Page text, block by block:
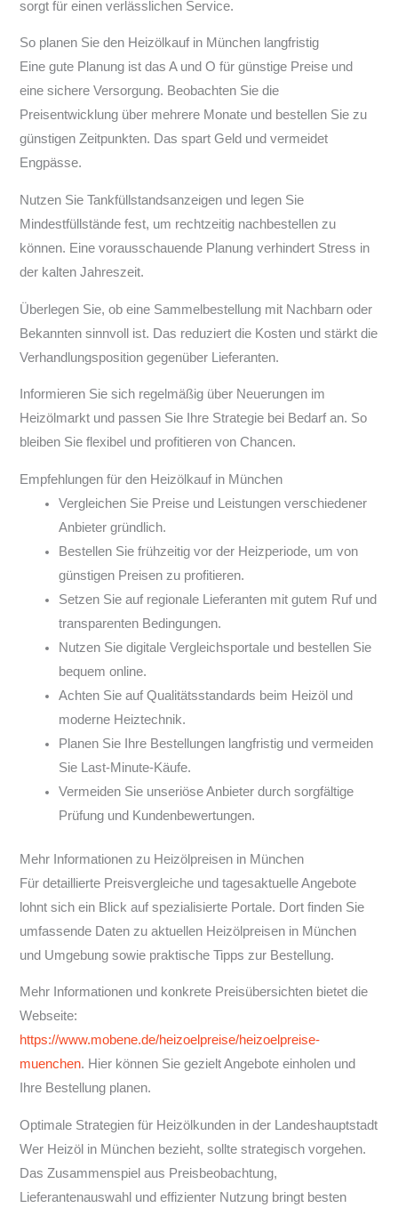
sorgt für einen verlässlichen Service.
So planen Sie den Heizölkauf in München langfristig
Eine gute Planung ist das A und O für günstige Preise und
eine sichere Versorgung. Beobachten Sie die
Preisentwicklung über mehrere Monate und bestellen Sie zu
günstigen Zeitpunkten. Das spart Geld und vermeidet
Engpässe.
Nutzen Sie Tankfüllstandsanzeigen und legen Sie
Mindestfüllstände fest, um rechtzeitig nachbestellen zu
können. Eine vorausschauende Planung verhindert Stress in
der kalten Jahreszeit.
Überlegen Sie, ob eine Sammelbestellung mit Nachbarn oder
Bekannten sinnvoll ist. Das reduziert die Kosten und stärkt die
Verhandlungsposition gegenüber Lieferanten.
Informieren Sie sich regelmäßig über Neuerungen im
Heizölmarkt und passen Sie Ihre Strategie bei Bedarf an. So
bleiben Sie flexibel und profitieren von Chancen.
Empfehlungen für den Heizölkauf in München
Vergleichen Sie Preise und Leistungen verschiedener
Anbieter gründlich.
Bestellen Sie frühzeitig vor der Heizperiode, um von
günstigen Preisen zu profitieren.
Setzen Sie auf regionale Lieferanten mit gutem Ruf und
transparenten Bedingungen.
Nutzen Sie digitale Vergleichsportale und bestellen Sie
bequem online.
Achten Sie auf Qualitätsstandards beim Heizöl und
moderne Heiztechnik.
Planen Sie Ihre Bestellungen langfristig und vermeiden
Sie Last-Minute-Käufe.
Vermeiden Sie unseriöse Anbieter durch sorgfältige
Prüfung und Kundenbewertungen.
Mehr Informationen zu Heizölpreisen in München
Für detaillierte Preisvergleiche und tagesaktuelle Angebote
lohnt sich ein Blick auf spezialisierte Portale. Dort finden Sie
umfassende Daten zu aktuellen Heizölpreisen in München
und Umgebung sowie praktische Tipps zur Bestellung.
Mehr Informationen und konkrete Preisübersichten bietet die
Webseite:
https://www.mobene.de/heizoelpreise/heizoelpreise-
muenchen. Hier können Sie gezielt Angebote einholen und
Ihre Bestellung planen.
Optimale Strategien für Heizölkunden in der Landeshauptstadt
Wer Heizöl in München bezieht, sollte strategisch vorgehen.
Das Zusammenspiel aus Preisbeobachtung,
Lieferantenauswahl und effizienter Nutzung bringt besten